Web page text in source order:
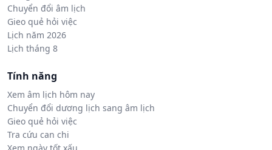
Chuyển đổi âm lịch
Gieo quẻ hỏi việc
Lịch năm 2026
Lịch tháng 8
Tính năng
Xem âm lịch hôm nay
Chuyển đổi dương lịch sang âm lịch
Gieo quẻ hỏi việc
Tra cứu can chi